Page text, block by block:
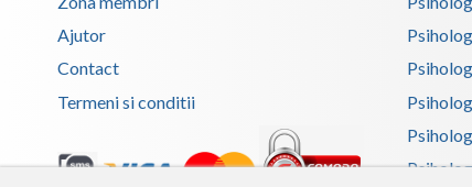
Ajutor
Contact
Termeni si conditii